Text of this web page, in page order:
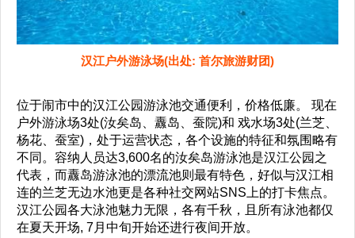
汉江户外游泳场(出处: 首尔旅游财团)
位于闹市中的汉江公园游泳池交通便利，价格低廉。 现在
户外游泳场3处(汝矣岛、纛岛、蚕院)和 戏水场3处(兰芝、
杨花、蚕室)，处于运营状态，各个设施的特征和氛围略有
不同。容纳人员达3,600名的汝矣岛游泳池是汉江公园之
代表，而纛岛游泳池的漂流池则最有特色，好似与汉江相
连的兰芝无边水池更是各种社交网站SNS上的打卡焦点。
汉江公园各大泳池魅力无限，各有千秋，且所有泳池都仅
在夏天开场, 7月中旬开始还进行夜间开放。